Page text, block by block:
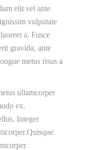
elit vel ante
vulputate
a. Fusce
gravida, ante
metus risus a
ullamcorper
ex.
Integer